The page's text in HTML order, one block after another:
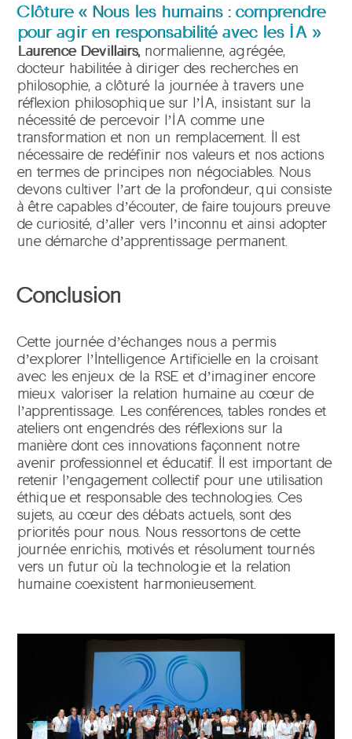
Clôture « Nous les humains : comprendre
pour agir en responsabilité avec les IA »
Laurence Devillairs, normalienne, agrégée,
docteur habilitée à diriger des recherches en
philosophie, a clôturé la journée à travers une
réflexion philosophique sur l’IA, insistant sur la
nécessité de percevoir l’IA comme une
transformation et non un remplacement. Il est
nécessaire de redéfinir nos valeurs et nos actions
en termes de principes non négociables. Nous
devons cultiver l’art de la profondeur, qui consiste
à être capables d’écouter, de faire toujours preuve
de curiosité, d’aller vers l’inconnu et ainsi adopter
une démarche d’apprentissage permanent.
Conclusion
Cette journée d’échanges nous a permis
d’explorer l’Intelligence Artificielle en la croisant
avec les enjeux de la RSE et d’imaginer encore
mieux valoriser la relation humaine au cœur de
l’apprentissage. Les conférences, tables rondes et
ateliers ont engendrés des réflexions sur la
manière dont ces innovations façonnent notre
avenir professionnel et éducatif. Il est important de
retenir l’engagement collectif pour une utilisation
éthique et responsable des technologies. Ces
sujets, au cœur des débats actuels, sont des
priorités pour nous. Nous ressortons de cette
journée enrichis, motivés et résolument tournés
vers un futur où la technologie et la relation
humaine coexistent harmonieusement.